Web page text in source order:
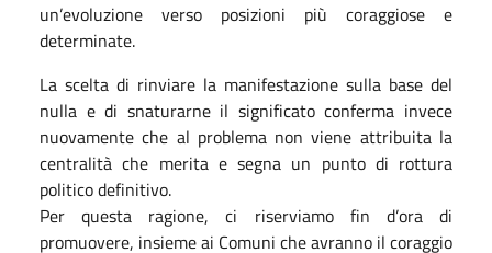
un’evoluzione verso posizioni più coraggiose e
determinate.
La scelta di rinviare la manifestazione sulla base del
nulla e di snaturarne il significato conferma invece
nuovamente che al problema non viene attribuita la
centralità che merita e segna un punto di rottura
politico definitivo.
Per questa ragione, ci riserviamo fin d’ora di
promuovere, insieme ai Comuni che avranno il coraggio